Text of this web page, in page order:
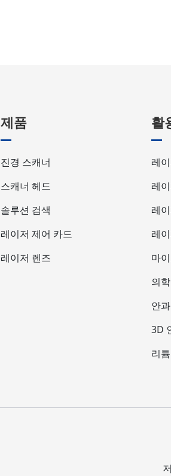
제품
진경 스캐너
스캐너 헤드
솔루션 검색
레이저 제어 카드
레이저 렌즈
활
레
레
레
레
마
의
안
3D
리